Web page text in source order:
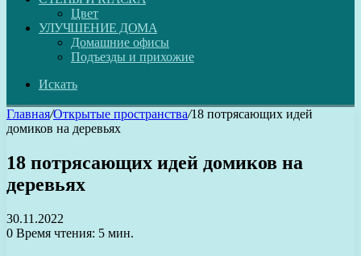
Цвет
УЛУЧШЕНИЕ ДОМА
Домашние офисы
Подъезды и прихожие
Искать
Главная/Открытые пространства/18 потрясающих идей
домиков на деревьях
18 потрясающих идей домиков на
деревьях
30.11.2022
0 Время чтения: 5 мин.